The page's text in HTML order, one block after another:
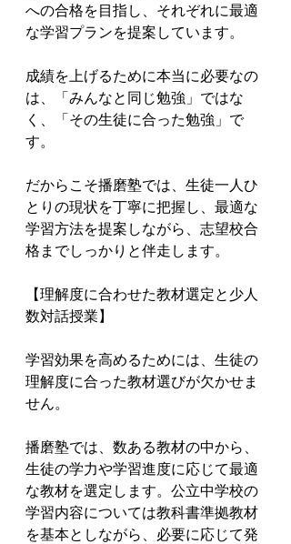
への合格を目指し、それぞれに最適
な学習プランを提案しています。
成績を上げるために本当に必要なの
は、「みんなと同じ勉強」ではな
く、「その生徒に合った勉強」で
す。
だからこそ播磨塾では、生徒一人ひ
とりの現状を丁寧に把握し、最適な
学習方法を提案しながら、志望校合
格までしっかりと伴走します。
【理解度に合わせた教材選定と少人
数対話授業】
学習効果を高めるためには、生徒の
理解度に合った教材選びが欠かせま
せん。
播磨塾では、数ある教材の中から、
生徒の学力や学習進度に応じて最適
な教材を選定します。公立中学校の
学習内容については教科書準拠教材
を基本としながら、必要に応じて発